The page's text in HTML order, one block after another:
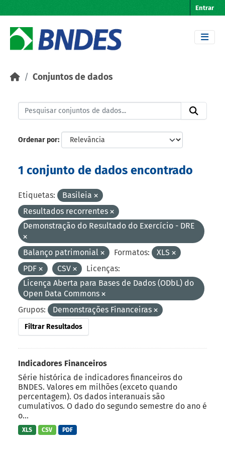
Entrar
Conjuntos de dados
Ordenar por
1 conjunto de dados encontrado
Etiquetas:
Basileia
Resultados recorrentes
Demonstração do Resultado do Exercício - DRE
Balanço patrimonial Formatos:
XLS
PDF
CSV
Licenças:
Licença Aberta para Bases de Dados (ODbL) do
Open Data Commons
Grupos:
Demonstrações Financeiras
Filtrar Resultados
Indicadores Financeiros
Série histórica de indicadores financeiros do
BNDES. Valores em milhões (exceto quando
percentagem). Os dados interanuais são
cumulativos. O dado do segundo semestre do ano é
o...
XLS CSV PDF